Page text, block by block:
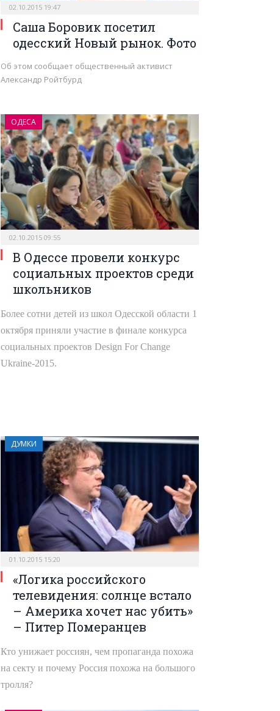
02.10.2015 19:47
Саша Боровик посетил
одесский Новый рынок. Фото
Об этом сообщает общественный активист
Александр Ройтбурд
ОДЕСА
02.10.2015 09:55
В Одессе провели конкурс
социальных проектов среди
школьников
Более сотни детей из школ Одесской области 1
октября приняли участие в финале конкурса
социальных проектов Design For Change
Ukraine-2015.
ДУМКИ
01.10.2015 15:20
«Логика российского
телевидения: солнце встало
– Америка хочет нас убить»
– Питер Померанцев
Кто унижает россиян, чем пропаганда похожа
на секту и почему Россия похожа на большого
тролля?